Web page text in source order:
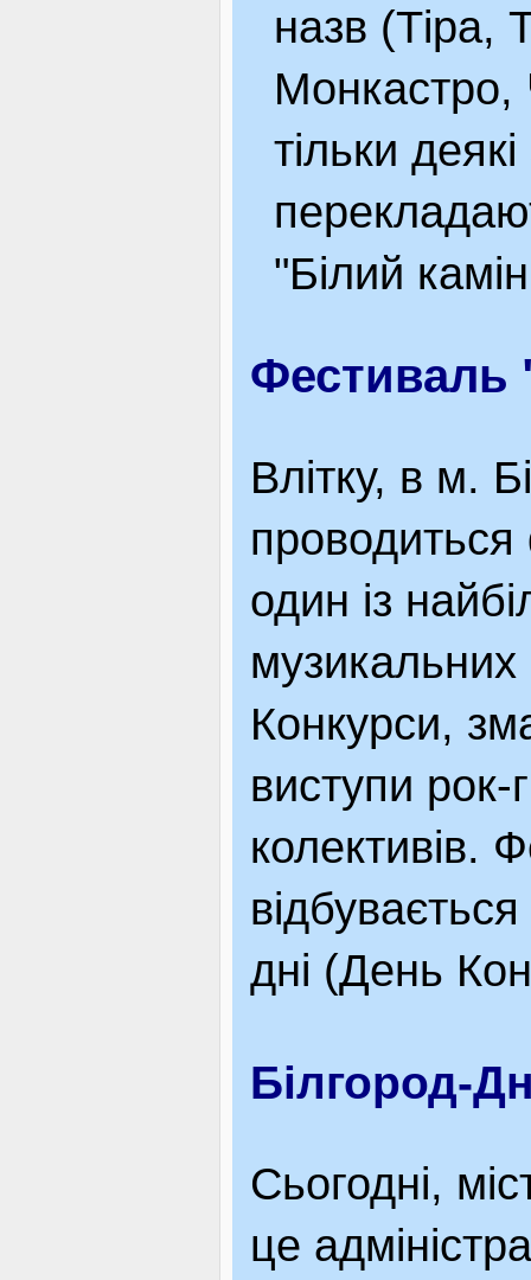
назв (Тіра,
Монкастро,
тільки
"Білий
Фестиваль
Влітку, в м.
один із
Конкурси,
виступи рок-
колективів.
дні (День
Білгород-
Сьогодні,
це